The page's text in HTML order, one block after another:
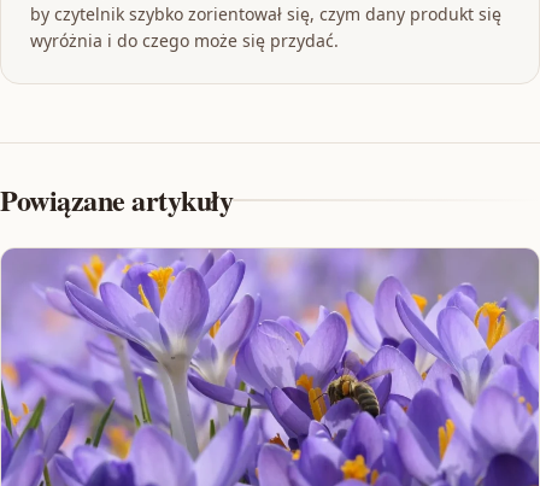
by czytelnik szybko zorientował się, czym dany produkt się
wyróżnia i do czego może się przydać.
Powiązane artykuły